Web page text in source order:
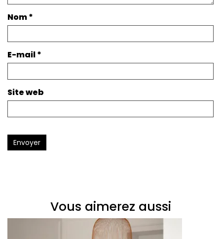
Nom*
E-mail*
Site web
Envoyer
Vous aimerez aussi